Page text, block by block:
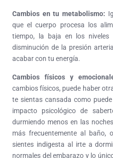
Cambios en tu metabolismo:
que el cuerpo procesa los
tiempo, la baja en los
disminución de la presión
acabar con tu energía.
Cambios físicos y
cambios físicos, puede haber
te sientas cansada como
impacto psicológico de
durmiendo menos en las
más frecuentemente al baño,
sientes indigesta al irte a
normales del embarazo y lo